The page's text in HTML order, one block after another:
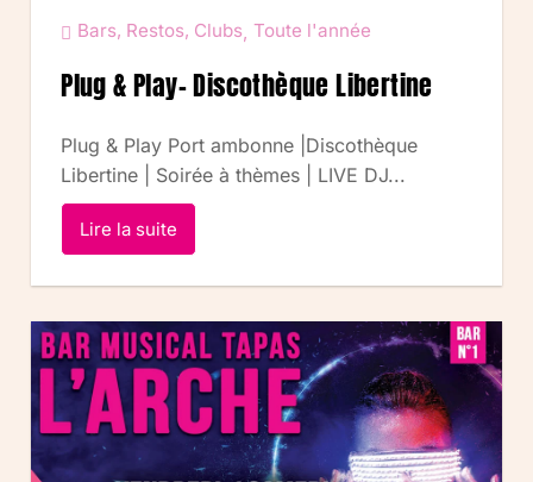
Bars, Restos, Clubs, Toute l'année
Plug & Play- Discothèque Libertine
Plug & Play Port ambonne |Discothèque
Libertine | Soirée à thèmes | LIVE DJ...
Lire la suite